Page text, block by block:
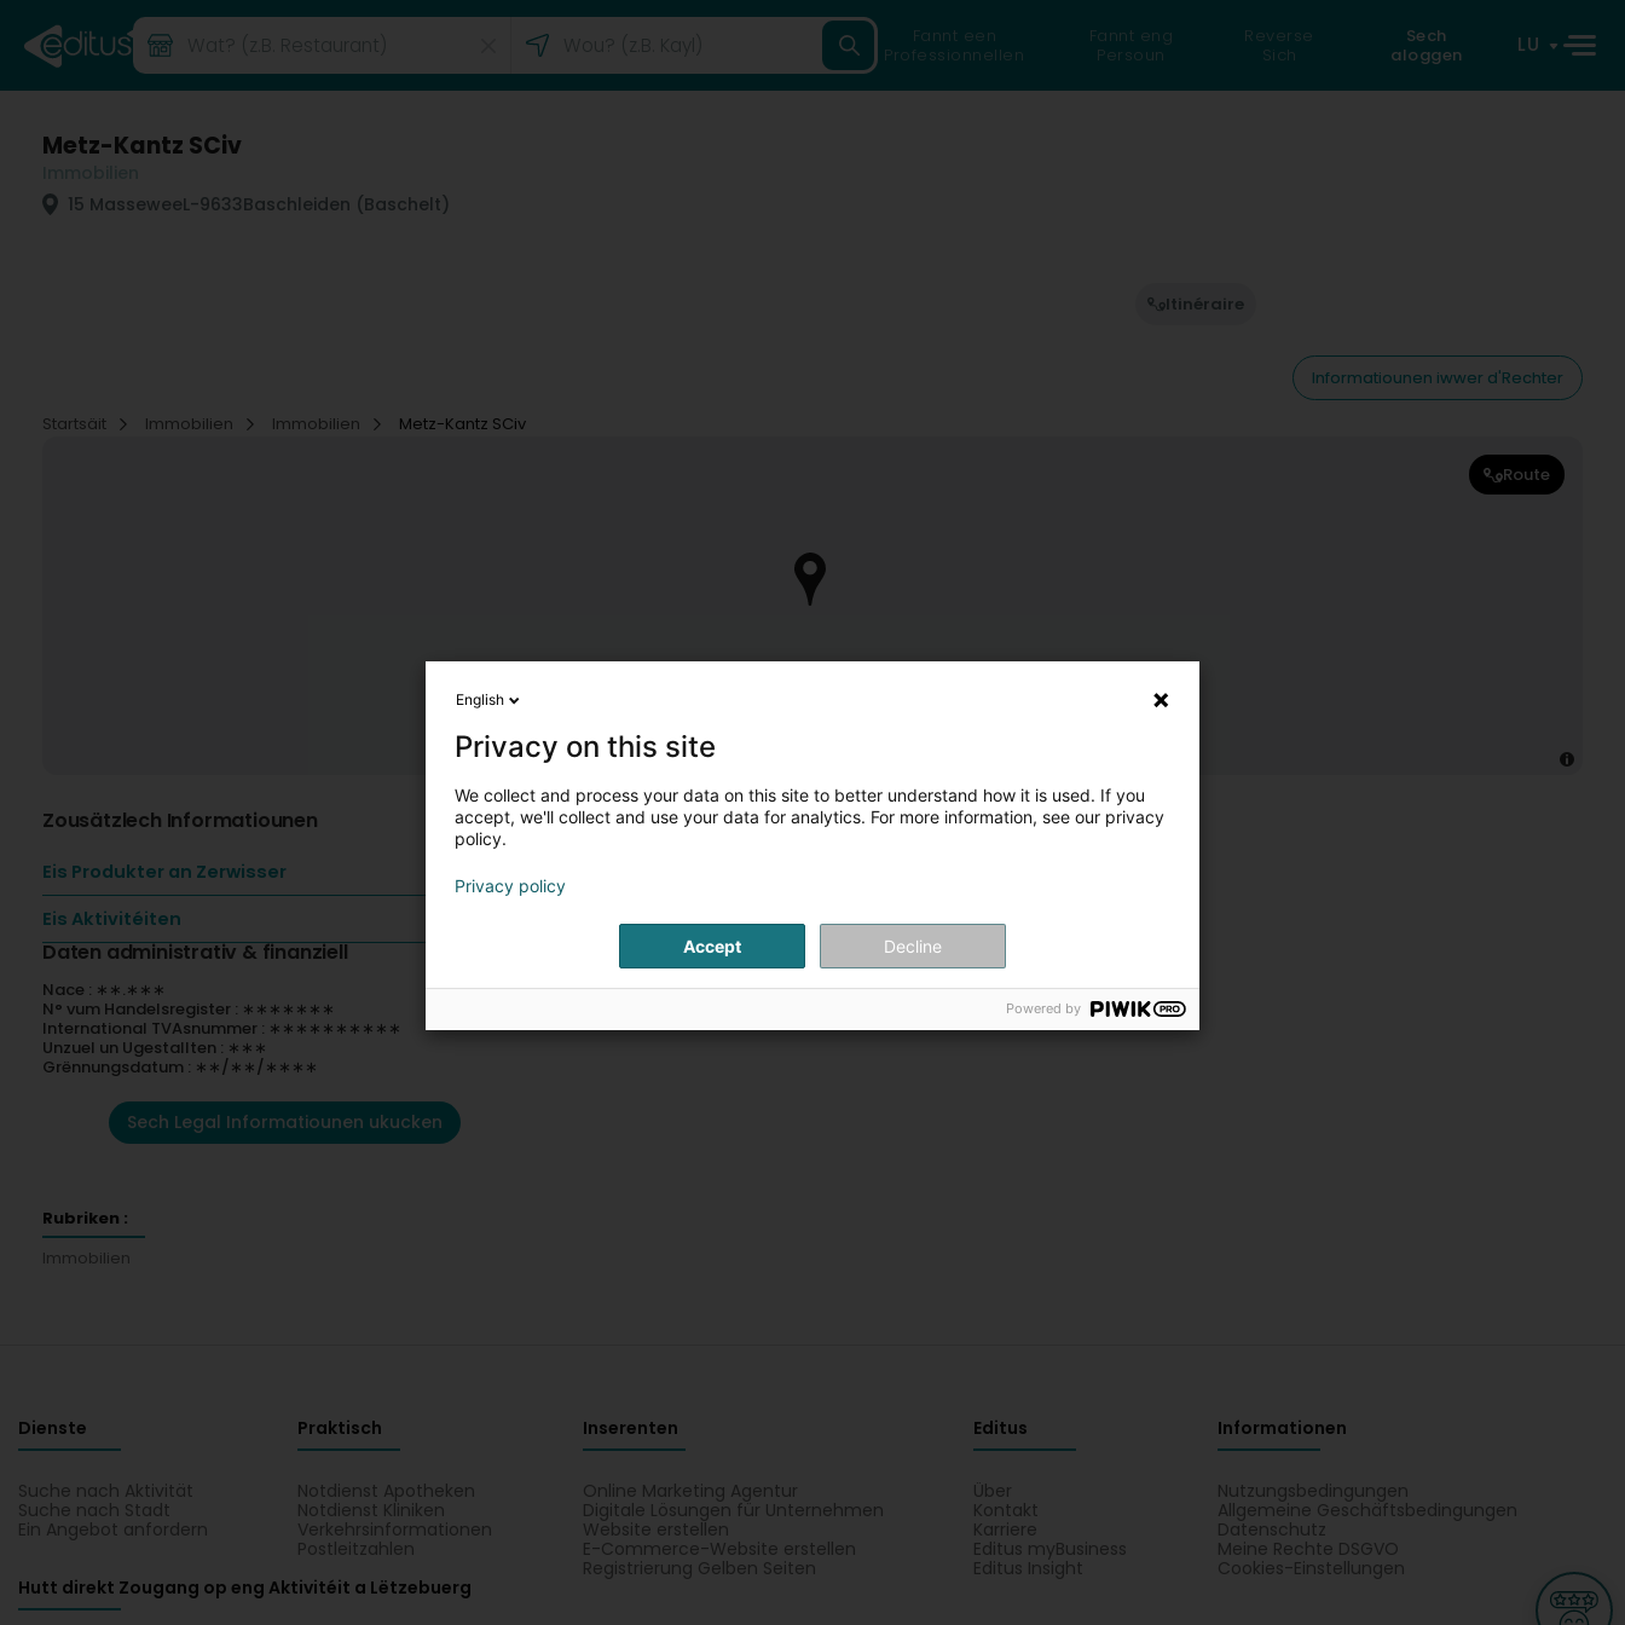
Fannt een
Professionnellen
Fannt eng
Persoun
Reverse
Sich
Sech
aloggen
LU
Metz-Kantz SCiv
15 MasseweeL-9633Baschleiden (Baschelt)
Itinéraire
Informatiounen iwwer d'Rechter
Startsäit
Immobilien Immobilien Metz-Kantz SCiv
Route
Zousätzlech Informatiounen
Eis Produkter an Zerwisser
Eis Aktivitéiten
Daten administrativ & finanziell
Nace : ∗∗.∗∗∗
N° vum Handelsregister : ∗∗∗∗∗∗∗
International TVAsnummer : ∗∗∗∗∗∗∗∗∗∗
Unzuel un Ugestallten : ∗∗∗
Grënnungsdatum : ∗∗/∗∗/∗∗∗∗
Sech Legal Informatiounen ukucken
Rubriken :
Immobilien
Dienste
Suche nach Aktivität
Suche nach Stadt
Ein Angebot anfordern
Praktisch
Notdienst Apotheken
Notdienst Kliniken
Verkehrsinformationen
Postleitzahlen
Inserenten
Online Marketing Agentur
Digitale Lösungen für Unternehmen
Website erstellen
E-Commerce-Website erstellen
Registrierung Gelben Seiten
Editus
Über
Kontakt
Karriere
Editus myBusiness
Editus Insight
Informationen
Nutzungsbedingungen
Allgemeine Geschäftsbedingungen
Datenschutz
Meine Rechte DSGVO
Cookies-Einstellungen
Hutt direkt Zougang op eng Aktivitéit a Lëtzebuerg
English
Privacy on this site
We collect and process your data on this site to better understand how it is used. If you
accept, we'll collect and use your data for analytics. For more information, see our privacy
policy.
Privacy policy
Accept Decline
Powered by